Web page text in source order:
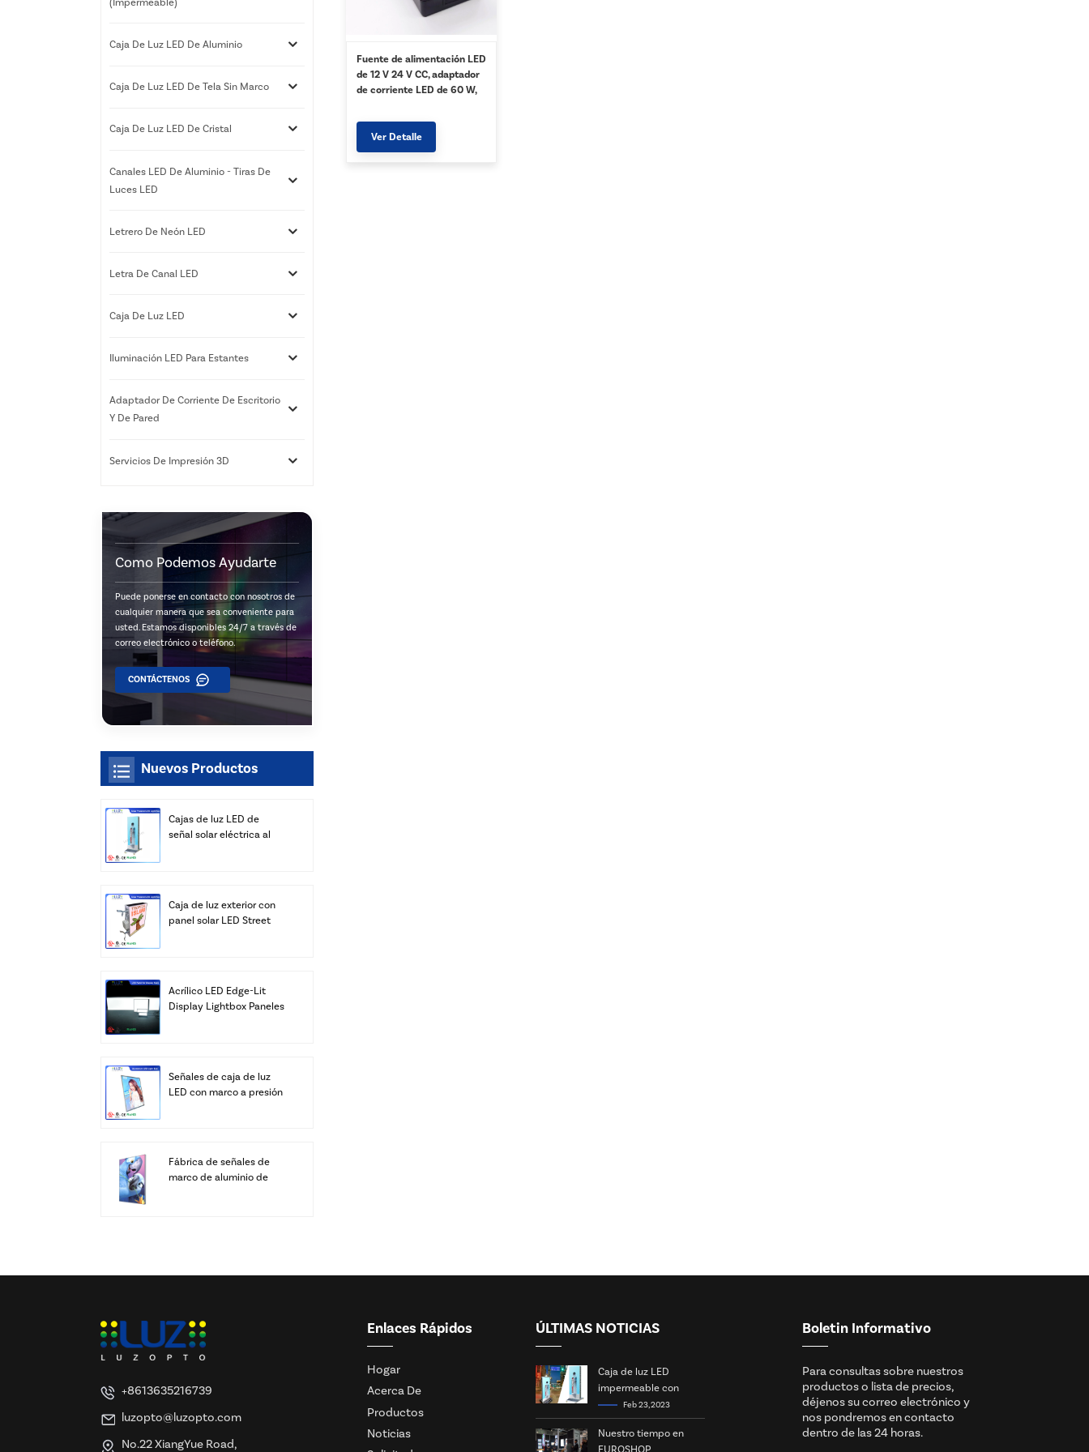
Fuente de alimentación LED
de 12 V 24 V CC, adaptador
de corriente LED de 60 W,
iluminación, Clase 2 con
certificación UL
Ver Detalle
Caja De Luz LED De Aluminio
Caja De Luz LED De Tela Sin Marco
Caja De Luz LED De Cristal
Canales LED De Aluminio - Tiras De
Luces LED
Letrero De Neón LED
Letra De Canal LED
Caja De Luz LED
Iluminación LED Para Estantes
Adaptador De Corriente De Escritorio
Y De Pared
Servicios De Impresión 3D
Como Podemos Ayudarte
Puede ponerse en contacto con nosotros de
cualquier manera que sea conveniente para
usted. Estamos disponibles 24/7 a través de
correo electrónico o teléfono.
CONTÁCTENOS
Nuevos Productos
Cajas de luz LED de
señal solar eléctrica al
Caja de luz exterior con
panel solar LED Street
Acrílico LED Edge-Lit
Display Lightbox Paneles
Señales de caja de luz
LED con marco a presión
Fábrica de señales de
marco de aluminio de
+8613635216739
luzopto@luzopto.com
No.22 XiangYue Road,
Enlaces Rápidos
Hogar
Acerca De
Productos
Noticias
ÚLTIMAS NOTICIAS
Caja de luz LED
impermeable con
energía solar
Feb 23, 2023
Nuestro tiempo en
Boletin Informativo
Para consultas sobre nuestros
productos o lista de precios,
déjenos su correo electrónico y
nos pondremos en contacto
dentro de las 24 horas.